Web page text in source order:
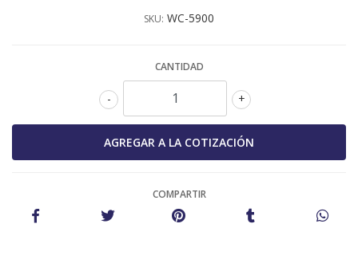
SKU: WC-5900
CANTIDAD
+
-
COMPARTIR